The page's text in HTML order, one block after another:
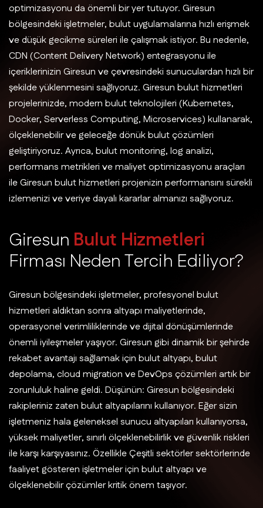
optimizasyonu da önemli bir yer tutuyor. Giresun
bölgesindeki işletmeler, bulut uygulamalarına hızlı erişmek
ve düşük gecikme süreleri ile çalışmak istiyor. Bu nedenle,
CDN (Content Delivery Network) entegrasyonu ile
içeriklerinizin Giresun ve çevresindeki sunuculardan hızlı bir
şekilde yüklenmesini sağlıyoruz. Giresun bulut hizmetleri
projelerinizde, modern bulut teknolojileri (Kubernetes,
Docker, Serverless Computing, Microservices) kullanarak,
ölçeklenebilir ve geleceğe dönük bulut çözümleri
geliştiriyoruz. Ayrıca, bulut monitoring, log analizi,
performans metrikleri ve maliyet optimizasyonu araçları
ile Giresun bulut hizmetleri projenizin performansını sürekli
izlemenizi ve veriye dayalı kararlar almanızı sağlıyoruz.
Giresun Bulut Hizmetleri
Firması NedenTercih Ediliyor?
Giresun bölgesindeki işletmeler, profesyonel bulut
hizmetleri aldıktan sonra altyapı maliyetlerinde,
operasyonel verimliliklerinde ve dijital dönüşümlerinde
önemli iyileşmeler yaşıyor. Giresun gibi dinamik bir şehirde
rekabet avantajı sağlamak için bulut altyapı, bulut
depolama, cloud migration ve DevOps çözümleri artık bir
zorunluluk haline geldi. Düşünün: Giresun bölgesindeki
rakipleriniz zaten bulut altyapılarını kullanıyor. Eğer sizin
işletmeniz hala geleneksel sunucu altyapıları kullanıyorsa,
yüksek maliyetler, sınırlı ölçeklenebilirlik ve güvenlik riskleri
ile karşı karşıyasınız. Özellikle Çeşitli sektörler sektörlerinde
faaliyet gösteren işletmeler için bulut altyapı ve
ölçeklenebilir çözümler kritik önem taşıyor.